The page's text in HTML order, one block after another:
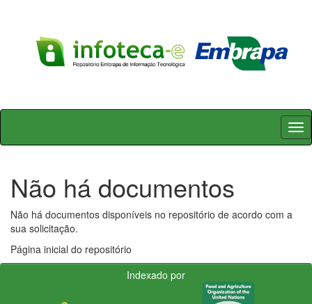
Skip
Não há documentos
Não há documentos disponíveis no repositório de acordo com a
sua solicitação.
Página inicial do repositório
Indexado por